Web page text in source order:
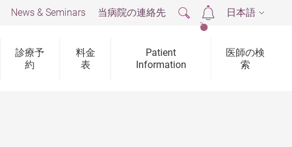
診療予
約
料金
表
Patient
Information
医師の検
索
News & Seminars 当病院の連絡先
2
日本語